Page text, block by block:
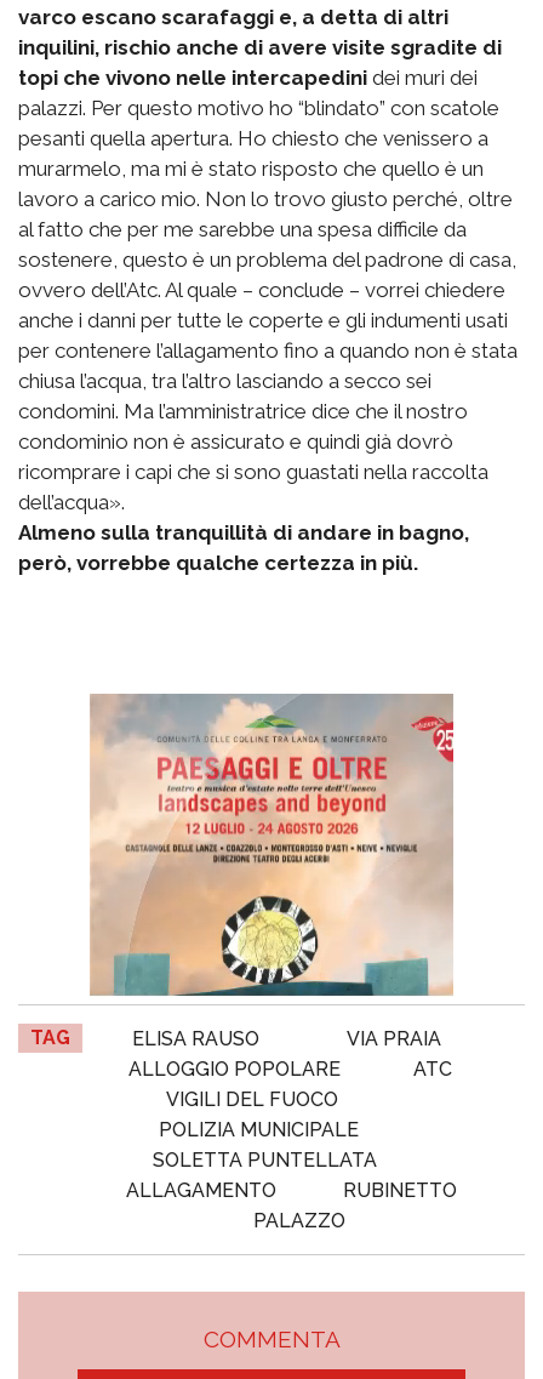
varco escano scarafaggi e, a detta di altri
inquilini, rischio anche di avere visite sgradite di
topi che vivono nelle intercapedini dei muri dei
palazzi. Per questo motivo ho “blindato” con scatole
pesanti quella apertura. Ho chiesto che venissero a
murarmelo, ma mi è stato risposto che quello è un
lavoro a carico mio. Non lo trovo giusto perché, oltre
al fatto che per me sarebbe una spesa difficile da
sostenere, questo è un problema del padrone di casa,
ovvero dell’Atc. Al quale – conclude – vorrei chiedere
anche i danni per tutte le coperte e gli indumenti usati
per contenere l’allagamento fino a quando non è stata
chiusa l’acqua, tra l’altro lasciando a secco sei
condomini. Ma l’amministratrice dice che il nostro
condominio non è assicurato e quindi già dovrò
ricomprare i capi che si sono guastati nella raccolta
dell’acqua».
Almeno sulla tranquillità di andare in bagno,
però, vorrebbe qualche certezza in più.
TAG ELISA RAUSO
VIA PRAIA
ALLOGGIO POPOLARE
ATC
VIGILI DEL FUOCO
POLIZIA MUNICIPALE
SOLETTA PUNTELLATA
ALLAGAMENTO
RUBINETTO
PALAZZO
COMMENTA